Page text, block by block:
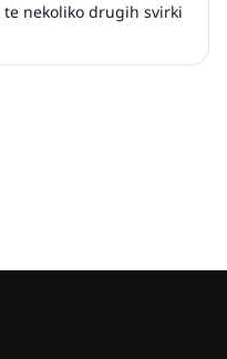
te nekoliko drugih svirki